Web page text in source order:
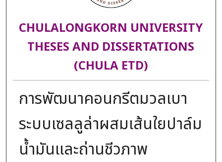
CHULALONGKORN UNIVERSITY
THESES AND DISSERTATIONS
(CHULA ETD)
การพัฒนาคอนกรีตมวลเบา
ระบบเซลลูล่าผสมเส้นใยปาล์ม
น้ำมันและถ่านชีวภาพ